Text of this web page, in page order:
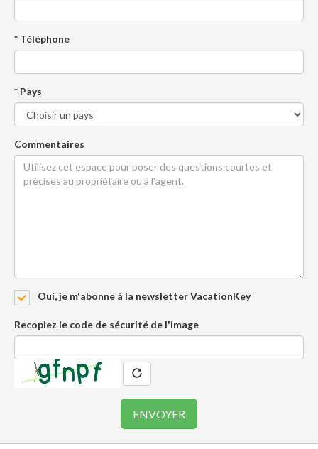
* Téléphone
* Pays
Commentaires
Oui, je m'abonne à la newsletter VacationKey
Recopiez le code de sécurité de l'image